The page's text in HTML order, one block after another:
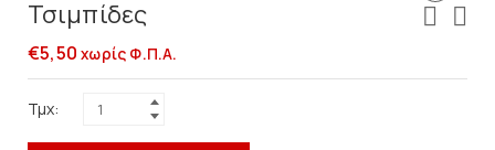
Τσιμπίδες
€5,50 χωρίς Φ.Π.Α.
Τμχ: